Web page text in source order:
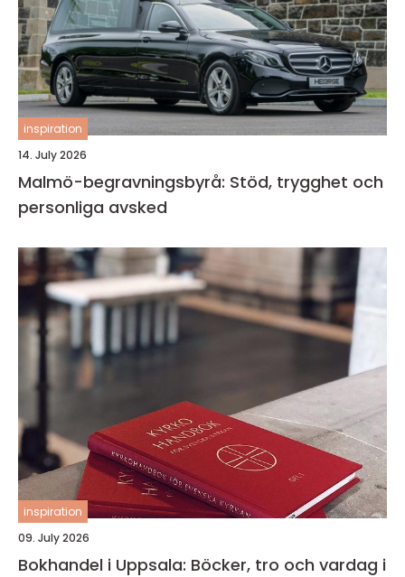
inspiration
14. July 2026
Malmö-begravningsbyrå: Stöd, trygghet och
personliga avsked
inspiration
09. July 2026
Bokhandel i Uppsala: Böcker, tro och vardag i